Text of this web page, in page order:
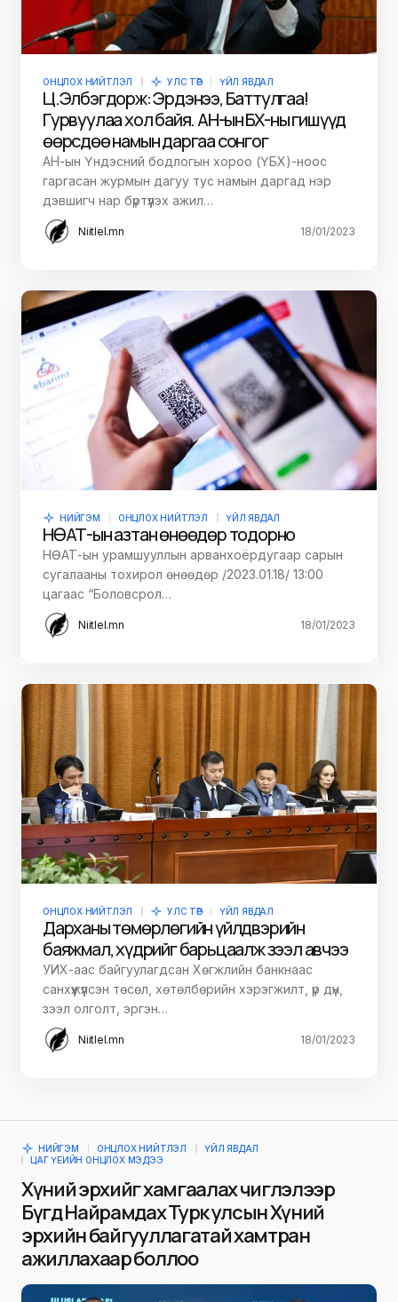
ОНЦЛОХ НИЙТЛЭЛ УЛС ТӨР ҮЙЛ ЯВДАЛ
Ц.Элбэгдорж: Эрдэнээ, Баттулгаа!
Гурвуулаа хол байя. АН-ын ҮБХ-ны гишүүд
өөрсдөө намын даргаа сонгог
АН-ын Үндэсний бодлогын хороо (ҮБХ)-ноос
гаргасан журмын дагуу тус намын даргад нэр
дэвшигч нар бүртүүлэх ажил…
Niitlel.mn 18/01/2023
НИЙГЭМ ОНЦЛОХ НИЙТЛЭЛ ҮЙЛ ЯВДАЛ
НӨАТ-ын азтан өнөөдөр тодорно
НӨАТ-ын урамшууллын арванхоёрдугаар сарын
сугалааны тохирол өнөөдөр /2023.01.18/ 13:00
цагаас “Боловсрол…
Niitlel.mn 18/01/2023
ОНЦЛОХ НИЙТЛЭЛ УЛС ТӨР ҮЙЛ ЯВДАЛ
Дарханы төмөрлөгийн үйлдвэрийн
баяжмал, хүдрийг барьцаалж зээл авчээ
УИХ-аас байгуулагдсан Хөгжлийн банкнаас
санхүүжүүлсэн төсөл, хөтөлбөрийн хэрэгжилт, үр дүн,
зээл олголт, эргэн…
Niitlel.mn 18/01/2023
НИЙГЭМ ОНЦЛОХ НИЙТЛЭЛ
ҮЙЛ ЯВДАЛ
ЦАГ ҮЕИЙН ОНЦЛОХ МЭДЭЭ
Хүний эрхийг хамгаалах чиглэлээр
Бүгд Найрамдах Турк улсын Хүний
эрхийн байгууллагатай хамтран
ажиллахаар боллоо